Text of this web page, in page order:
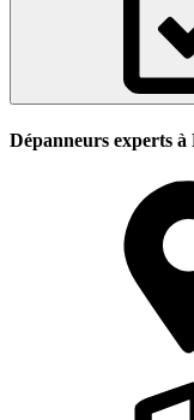
Dépanneurs experts à